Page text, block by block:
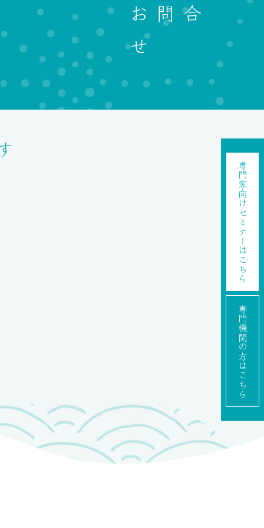
専門家向け
セミナーはこちら
専門機関の方
はこちら
お問合
せ